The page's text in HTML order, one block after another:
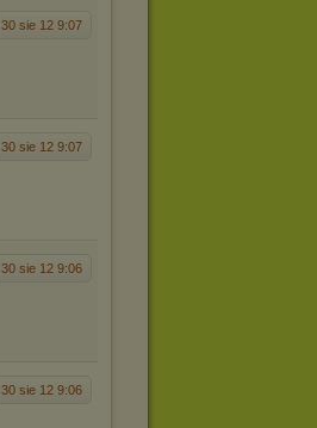
30 sie 12 9:07
30 sie 12 9:07
30 sie 12 9:06
30 sie 12 9:06